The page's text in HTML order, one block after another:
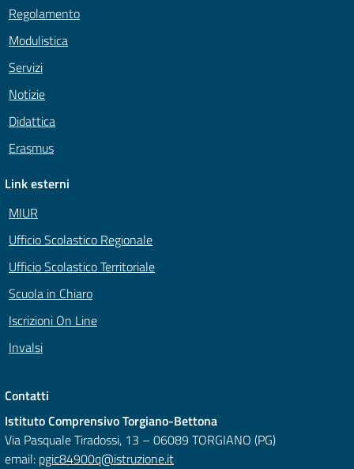
Regolamento
Modulistica
Servizi
Notizie
Didattica
Erasmus
Link esterni
MIUR
Ufficio Scolastico Regionale
Ufficio Scolastico Territoriale
Scuola in Chiaro
Iscrizioni On Line
Invalsi
Contatti
Istituto Comprensivo Torgiano-Bettona
Via Pasquale Tiradossi, 13 – 06089 TORGIANO (PG)
email: pgic84900q@istruzione.it